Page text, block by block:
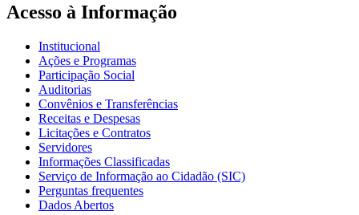
Acesso à Informação
Institucional
Ações e Programas
Participação Social
Auditorias
Convênios e Transferências
Receitas e Despesas
Licitações e Contratos
Servidores
Informações Classificadas
Serviço de Informação ao Cidadão (SIC)
Perguntas frequentes
Dados Abertos